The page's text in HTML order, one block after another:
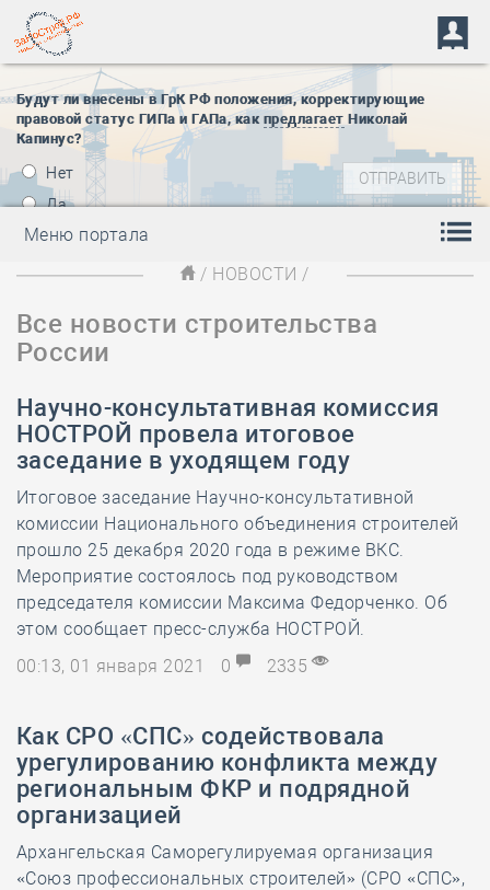
Будут ли внесены в ГрК РФ положения, корректирующие
правовой статус ГИПа и ГАПа, как предлагает Николай
Капинус?
Нет
Да
Меню портала
/ НОВОСТИ /
Все новости строительства
России
Научно-консультативная комиссия
НОСТРОЙ провела итоговое
заседание в уходящем году
Итоговое заседание Научно-консультативной
комиссии Национального объединения строителей
прошло 25 декабря 2020 года в режиме ВКС.
Мероприятие состоялось под руководством
председателя комиссии Максима Федорченко. Об
этом сообщает пресс-служба НОСТРОЙ.
00:13, 01 января 2021
0 2335
Как СРО «СПС» содействовала
урегулированию конфликта между
региональным ФКР и подрядной
организацией
Архангельская Саморегулируемая организация
«Союз профессиональных строителей» (СРО «СПС»,